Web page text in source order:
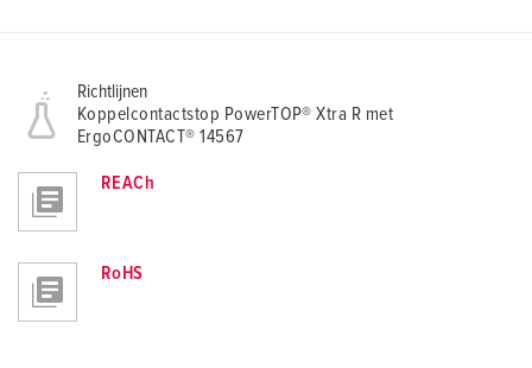
Richtlijnen
Koppelcontactstop PowerTOP® Xtra R met
ErgoCONTACT® 14567
REACh
RoHS